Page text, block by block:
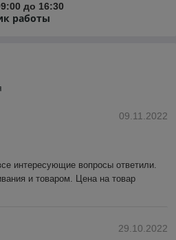
до 16:30
работы
09.11.2022
интересующие вопросы ответили.
и товаром. Цена на товар
29.10.2022